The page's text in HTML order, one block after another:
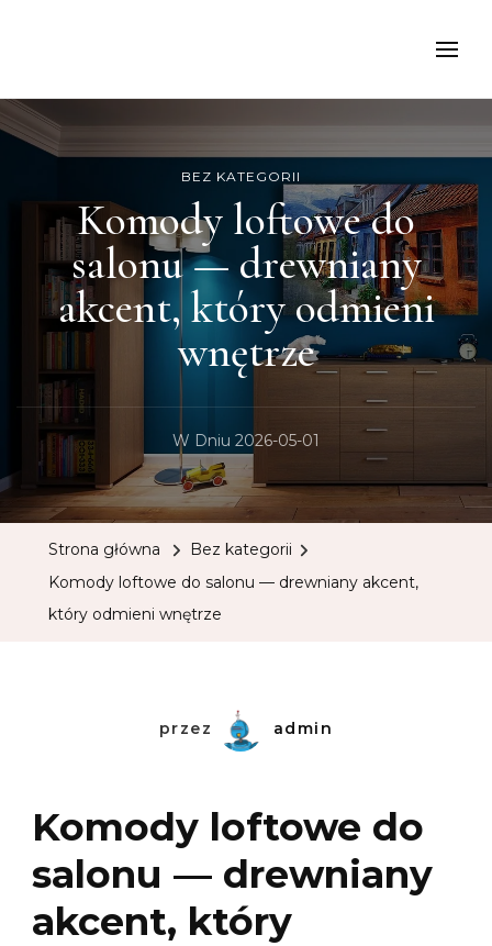
BEZ KATEGORII
Komody loftowe do
salonu — drewniany
akcent, który odmieni
wnętrze
W Dniu 2026-05-01
Strona główna
Bez kategorii
Komody loftowe do salonu — drewniany akcent,
który odmieni wnętrze
przez admin
Komody loftowe do
salonu — drewniany
akcent, który